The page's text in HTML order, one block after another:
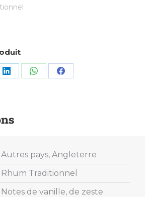
Share Share Share
Autres pays, Angleterre
Rhum Traditionnel
Notes de vanille, de zeste